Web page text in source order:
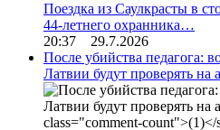
Поездка из Саулкрасты в
44-летнего охранника…
20:37 29.7.2026
После убийства педагога:
Латвии будут проверять на